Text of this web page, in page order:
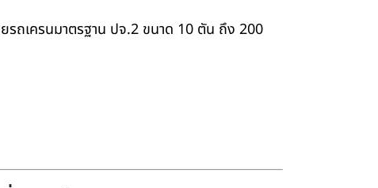
รถเครนมาตรฐาน ปจ.2 ขนาด 10 ตัน ถึง 200